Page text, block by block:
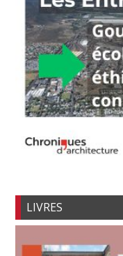
LIVRES